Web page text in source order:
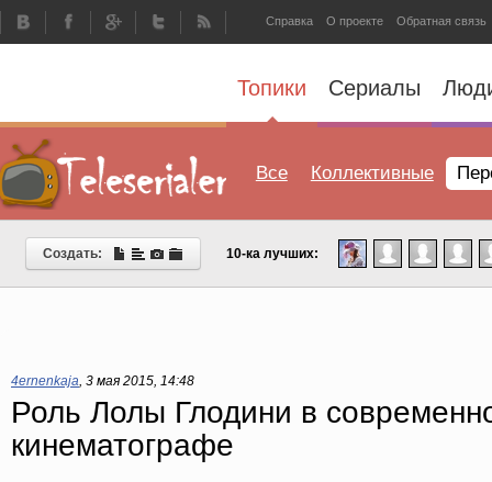
Справка О проекте Обратная связь
Топики Сериалы
Все Коллективные
Создать: 10-ка лучших:
4ernenkaja, 3 мая 2015, 14:48
Роль Лолы Глодини в
кинематографе